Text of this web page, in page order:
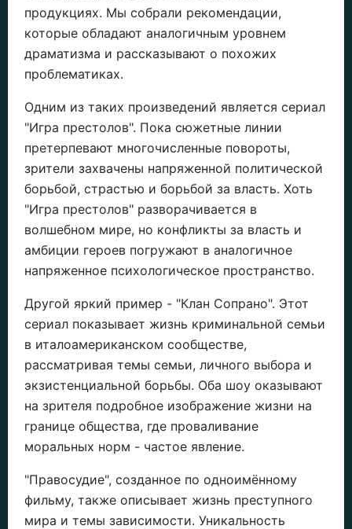
продукциях. Мы собрали рекомендации,
которые обладают аналогичным уровнем
драматизма и рассказывают о похожих
проблематиках.
Одним из таких произведений является сериал
"Игра престолов". Пока сюжетные линии
претерпевают многочисленные повороты,
зрители захвачены напряженной политической
борьбой, страстью и борьбой за власть. Хоть
"Игра престолов" разворачивается в
волшебном мире, но конфликты за власть и
амбиции героев погружают в аналогичное
напряженное психологическое пространство.
Другой яркий пример - "Клан Сопрано". Этот
сериал показывает жизнь криминальной семьи
в италоамериканском сообществе,
рассматривая темы семьи, личного выбора и
экзистенциальной борьбы. Оба шоу оказывают
на зрителя подробное изображение жизни на
границе общества, где проваливание
моральных норм - частое явление.
"Правосудие", созданное по одноимённому
фильму, также описывает жизнь преступного
мира и темы зависимости. Уникальность